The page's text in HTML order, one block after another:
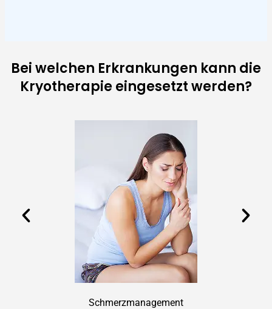
Bei welchen Erkrankungen kann die
Kryotherapie eingesetzt werden?
Schmerzmanagement